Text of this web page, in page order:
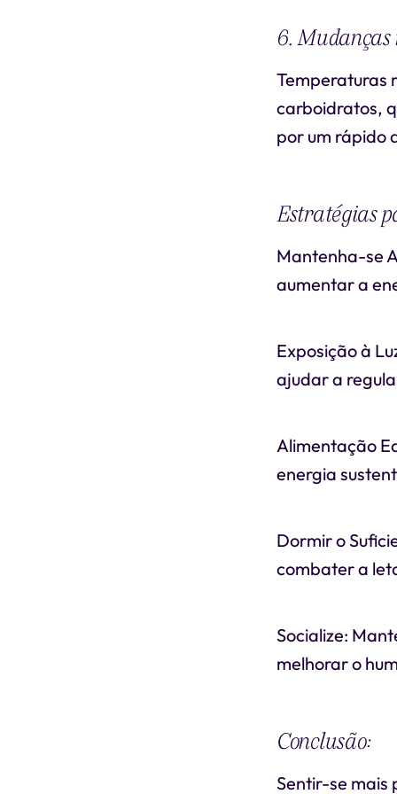
6.
Temperaturas
carboidratos,
por um rápido
Estratégias
Mantenha-se
aumentar a
Exposição à
ajudar a
Alimentação
energia
Dormir o
combater a
Socialize:
melhorar o
Conclusão:
Sentir-se mais